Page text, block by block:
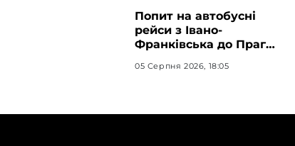
Попит на автобусні
рейси з Івано-
Франківська до Праги
05 Серпня 2026, 18:05